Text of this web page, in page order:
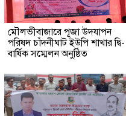
মৌলভীবাজারে পূজা উদযাপন
পরিষদ চাঁদনীঘাট ইউপি শাখার দ্বি-
বার্ষিক সম্মেলন অনুষ্ঠিত